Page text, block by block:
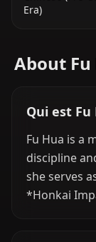
Era)
About Fu
Qui est Fu
Fu Hua is a
discipline
she serves
*Honkai